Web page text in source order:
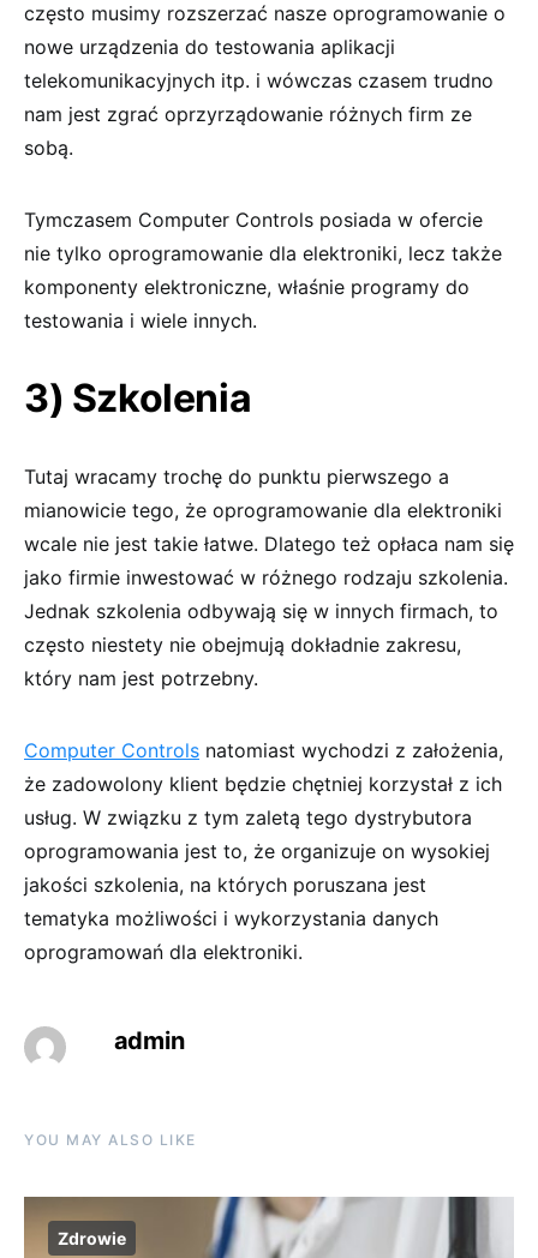
często musimy rozszerzać nasze oprogramowanie o
nowe urządzenia do testowania aplikacji
telekomunikacyjnych itp. i wówczas czasem trudno
nam jest zgrać oprzyrządowanie różnych firm ze
sobą.
Tymczasem Computer Controls posiada w ofercie
nie tylko oprogramowanie dla elektroniki, lecz także
komponenty elektroniczne, właśnie programy do
testowania i wiele innych.
3) Szkolenia
Tutaj wracamy trochę do punktu pierwszego a
mianowicie tego, że oprogramowanie dla elektroniki
wcale nie jest takie łatwe. Dlatego też opłaca nam się
jako firmie inwestować w różnego rodzaju szkolenia.
Jednak szkolenia odbywają się w innych firmach, to
często niestety nie obejmują dokładnie zakresu,
który nam jest potrzebny.
Computer Controls natomiast wychodzi z założenia,
że zadowolony klient będzie chętniej korzystał z ich
usług. W związku z tym zaletą tego dystrybutora
oprogramowania jest to, że organizuje on wysokiej
jakości szkolenia, na których poruszana jest
tematyka możliwości i wykorzystania danych
oprogramowań dla elektroniki.
admin
YOU MAY ALSO LIKE
Zdrowie